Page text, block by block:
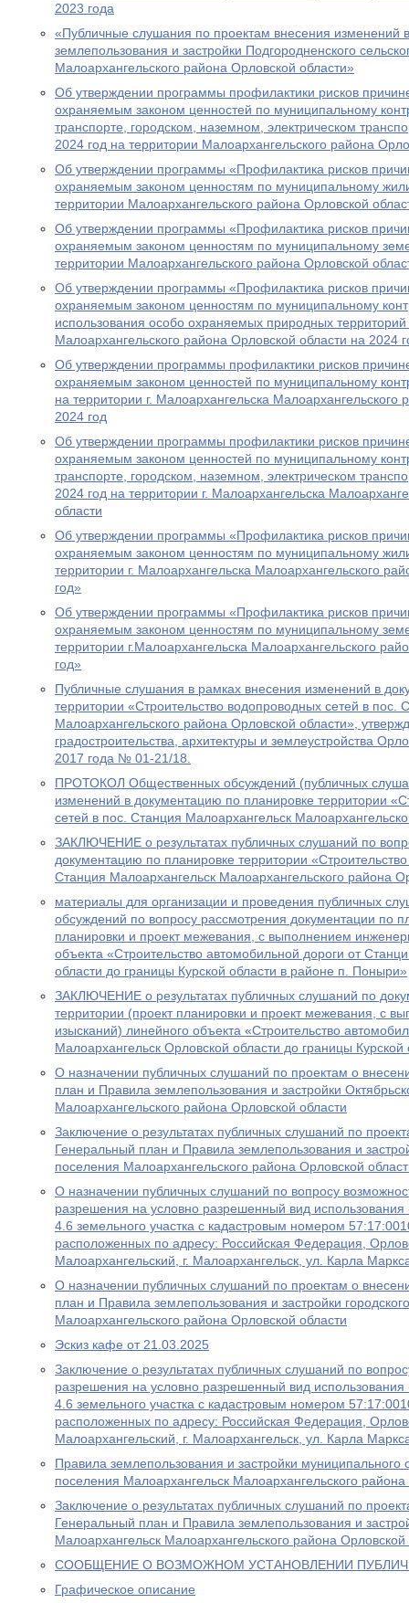
2023 года
«Публичные слушания по проектам внесения изменений
землепользования и застройки Подгородненского
Малоархангельского района Орловской области»
Об утверждении программы профилактики рисков
охраняемым законом ценностей по муниципальному
транспорте, городском, наземном, электрическом
2024 год на территории Малоархангельского района
Об утверждении программы «Профилактика рисков
охраняемым законом ценностям по муниципальному
территории Малоархангельского района Орловской
Об утверждении программы «Профилактика рисков
охраняемым законом ценностям по муниципальному
территории Малоархангельского района Орловской
Об утверждении программы «Профилактика рисков
охраняемым законом ценностям по муниципальному
использования особо охраняемых природных
Малоархангельского района Орловской области на 2024
Об утверждении программы профилактики рисков
охраняемым законом ценностей по муниципальному
на территории г. Малоархангельска Малоархангельского
2024 год
Об утверждении программы профилактики рисков
охраняемым законом ценностей по муниципальному
транспорте, городском, наземном, электрическом
2024 год на территории г. Малоархангельска
области
Об утверждении программы «Профилактика рисков
охраняемым законом ценностям по муниципальному
территории г. Малоархангельска Малоархангельского
год»
Об утверждении программы «Профилактика рисков
охраняемым законом ценностям по муниципальному
территории г.Малоархангельска Малоархангельского
год»
Публичные слушания в рамках внесения изменений в
территории «Строительство водопроводных сетей в пос.
Малоархангельского района Орловской области»,
градостроительства, архитектуры и землеустройства
2017 года № 01-21/18.
ПРОТОКОЛ Общественных обсуждений (публичных
изменений в документацию по планировке территории
сетей в пос. Станция Малоархангельск
ЗАКЛЮЧЕНИЕ o результатах публичных слушаний по
документацию по планировке территории
Станция Малоархангельск Малоархангельского района
материалы для организации и проведения публичных
обсуждений по вопросу рассмотрения документации по
планировки и проект межевания, с выполнением
объекта «Строительство автомобильной дороги от
области до границы Курской области в районе п. Поныри»
ЗАКЛЮЧЕНИЕ о результатах публичных слушаний по
территории (проект планировки и проект межевания, с
изысканий) линейного объекта «Строительство
Малоархангельск Орловской области до границы
О назначении публичных слушаний по проектам о
план и Правила землепользования и застройки
Малоархангельского района Орловской области
Заключение о результатах публичных слушаний по
Генеральный план и Правила землепользования и
поселения Малоархангельского района Орловской
О назначении публичных слушаний по вопросу
разрешения на условно разрешенный вид
4.6 земельного участка с кадастровым номером
расположенных по адресу: Российская Федерация,
Малоархангельский, г. Малоархангельск, ул. Карла
О назначении публичных слушаний по проектам о
план и Правила землепользования и застройки
Малоархангельского района Орловской области
Эскиз кафе от 21.03.2025
Заключение о результатах публичных слушаний по
разрешения на условно разрешенный вид
4.6 земельного участка с кадастровым номером
расположенных по адресу: Российская Федерация,
Малоархангельский, г. Малоархангельск, ул. Карла
Правила землепользования и застройки муниципального
поселения Малоархангельск Малоархангельского
Заключение о результатах публичных слушаний по
Генеральный план и Правила землепользования и
Малоархангельск Малоархангельского района Орловской
СООБЩЕНИЕ О ВОЗМОЖНОМ УСТАНОВЛЕНИИ
Графическое описание